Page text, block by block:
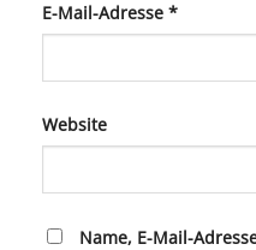
E-Mail-Adresse *
Website
Name, E-Mail-